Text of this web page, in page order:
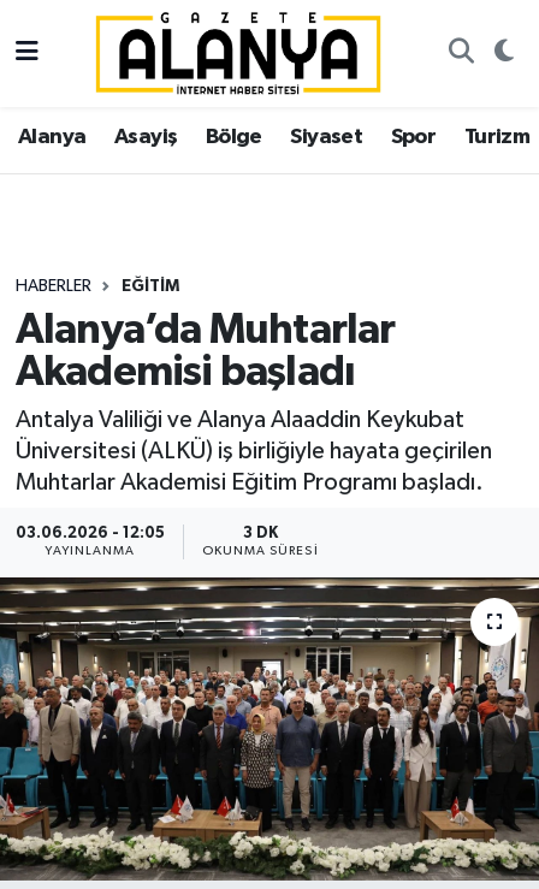
Alanya Asayiş Bölge Siyaset Spor Turizm
HABERLER EĞITIM
Alanya’da Muhtarlar
Akademisi başladı
Antalya Valiliği ve Alanya Alaaddin Keykubat
Üniversitesi (ALKÜ) iş birliğiyle hayata geçirilen
Muhtarlar Akademisi Eğitim Programı başladı.
03.06.2026 - 12:05
YAYINLANMA
3 DK
OKUNMA SÜRESI
Alanya
Asayiş
Siyaset
Spor
Ekonomi
İstanbul Nöbetçi Eczaneler
İstanbul Hava Durumu
Süper Lig Puan Durumu ve Fikstür
Tüm Manşetler
Haber Arşivi